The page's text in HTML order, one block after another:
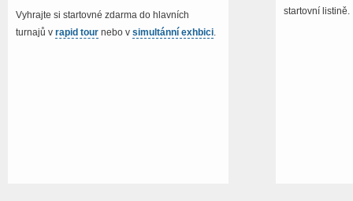
Vyhrajte si startovné zdarma do hlavních
turnajů v rapid tour nebo v simultánní exhbici.
startovní listině.